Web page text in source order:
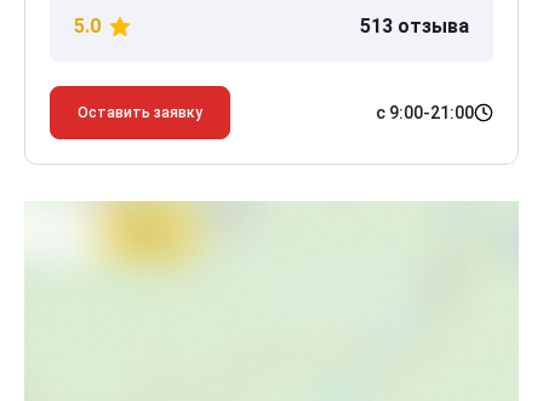
5.0 513 отзыва
Оставить заявку с 9:00-21:00